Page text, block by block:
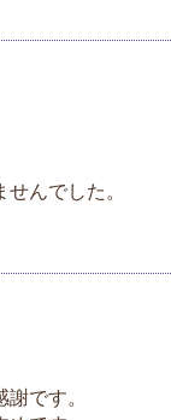
んでした。
です。